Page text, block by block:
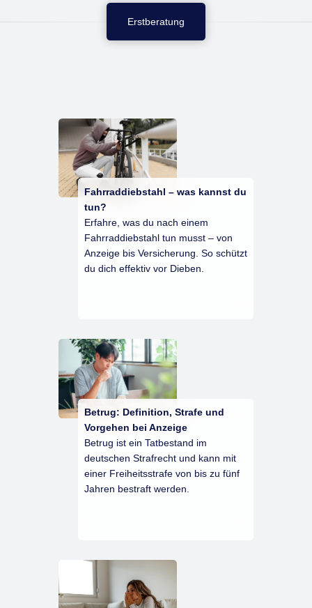
Erstberatung
Fahrraddiebstahl – was kannst du
tun?
Erfahre, was du nach einem
Fahrraddiebstahl tun musst – von
Anzeige bis Versicherung. So schützt
du dich effektiv vor Dieben.
Betrug: Definition, Strafe und
Vorgehen bei Anzeige
Betrug ist ein Tatbestand im
deutschen Strafrecht und kann mit
einer Freiheitsstrafe von bis zu fünf
Jahren bestraft werden.